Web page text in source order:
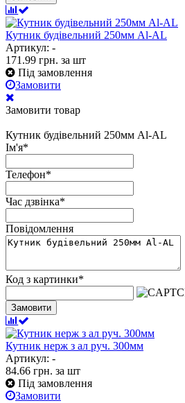
Кутник будівельний 250мм Al-AL
Артикул: -
171.99 грн. за шт
Під замовлення
Замовити
Замовити товар
Кутник будівельний 250мм Al-AL
Ім'я*
Телефон*
Час дзвінка*
Повідомлення
Код з картинки*
Замовити
Кутник нерж з ал руч. 300мм
Артикул: -
84.66 грн. за шт
Під замовлення
Замовити